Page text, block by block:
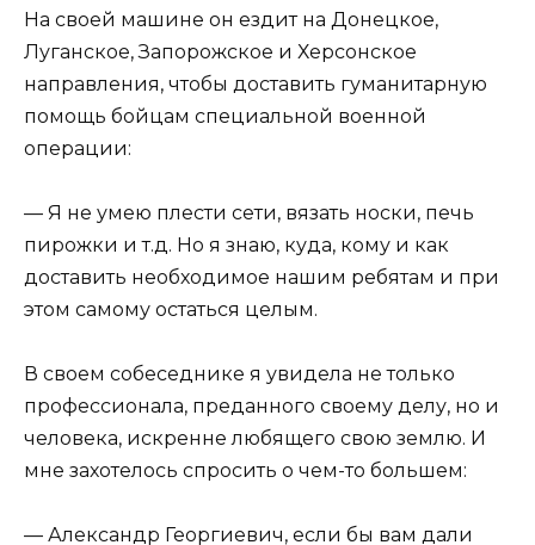
На своей машине он ездит на Донецкое,
Луганское, Запорожское и Херсонское
направления, чтобы доставить гуманитарную
помощь бойцам специальной военной
операции:
— Я не умею плести сети, вязать носки, печь
пирожки и т.д. Но я знаю, куда, кому и как
доставить необходимое нашим ребятам и при
этом самому остаться целым.
В своем собеседнике я увидела не только
профессионала, преданного своему делу, но и
человека, искренне любящего свою землю. И
мне захотелось спросить о чем-то большем:
— Александр Георгиевич, если бы вам дали